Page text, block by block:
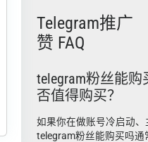
Telegram推广
赞 FAQ
telegram粉丝能
否值得购买？
如果你在做账号冷启动、
telegram粉丝能购买吗